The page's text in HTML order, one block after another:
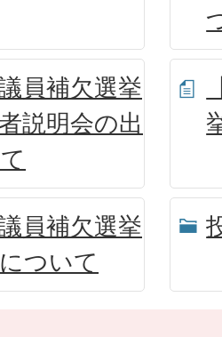
員補欠選挙
説明会の出
員補欠選挙
ついて